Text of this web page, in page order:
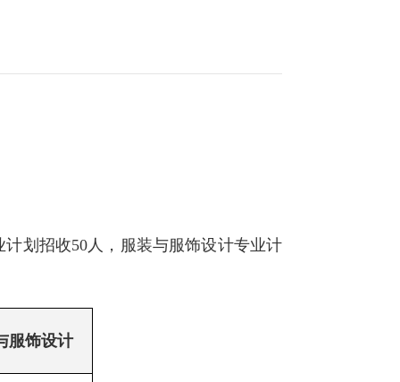
划招收50人，服装与服饰设计专业计
服饰设计